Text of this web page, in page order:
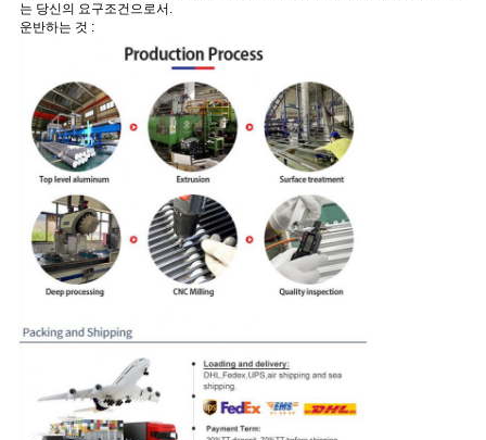
는 당신의 요구조건으로서.
운반하는 것 :